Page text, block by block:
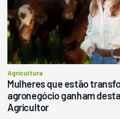
Agricultura
Mulheres que estão
agronegócio ganham
Agricultor